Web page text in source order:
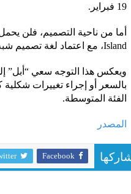
19 فبراير.
Island، مع اعتماد لغة تصميم شبه مطابقة لهاتف iPhone 16e.
ويعكس هذا التوجه سعي “أبل”
بالسعر أو إجراء تغييرات
الفئة المتوسطة.
المصدر
Facebook